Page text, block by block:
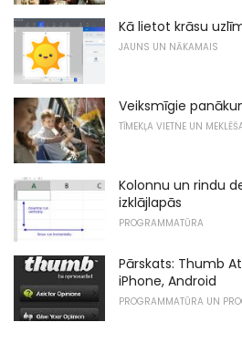
Kā lietot krāsu
JAUNS UN NĀKAMAIS
Veiksmīgie
TĪMEKĻA VIETNE UN
Kolonnu un rindu
izklājlapās
PROGRAMMATŪRA
Pārskats: Thumb
iPhone, Android
PROGRAMMATŪRA UN